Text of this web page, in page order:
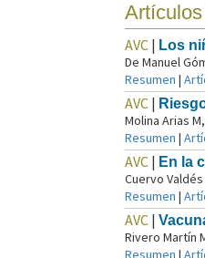
AVC | Los
De Manuel
Resumen |
AVC |
Molina Arias
Resumen |
AVC | En la
Cuervo
Resumen |
AVC |
Rivero Martín
Resumen |